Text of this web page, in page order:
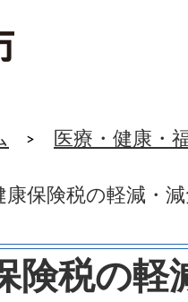
医療・健康・
康保険税の軽減・
険税の軽